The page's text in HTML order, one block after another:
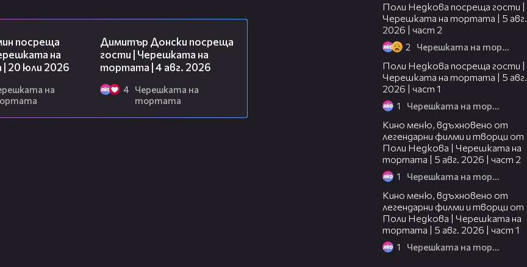
посреща
на
20 юли 2026
на
Димитър Донски посреща
гости | Черешката на
тортата | 4 авг. 2026
4
Черешката на
тортата
Поли Недкова посреща гости |
Черешката на тортата | 5 авг.
2026 | част 2
2 Черешката на тортата
Поли Недкова посреща гости |
Черешката на тортата | 5 авг.
2026 | част 1
1 Черешката на тортата
Кино меню, вдъхновено от
легендарни филми и творци от
Поли Недкова | Черешката на
тортата | 5 авг. 2026 | част 2
1 Черешката на тортата
Кино меню, вдъхновено от
легендарни филми и творци от
Поли Недкова | Черешката на
тортата | 5 авг. 2026 | част 1
1 Черешката на тортата